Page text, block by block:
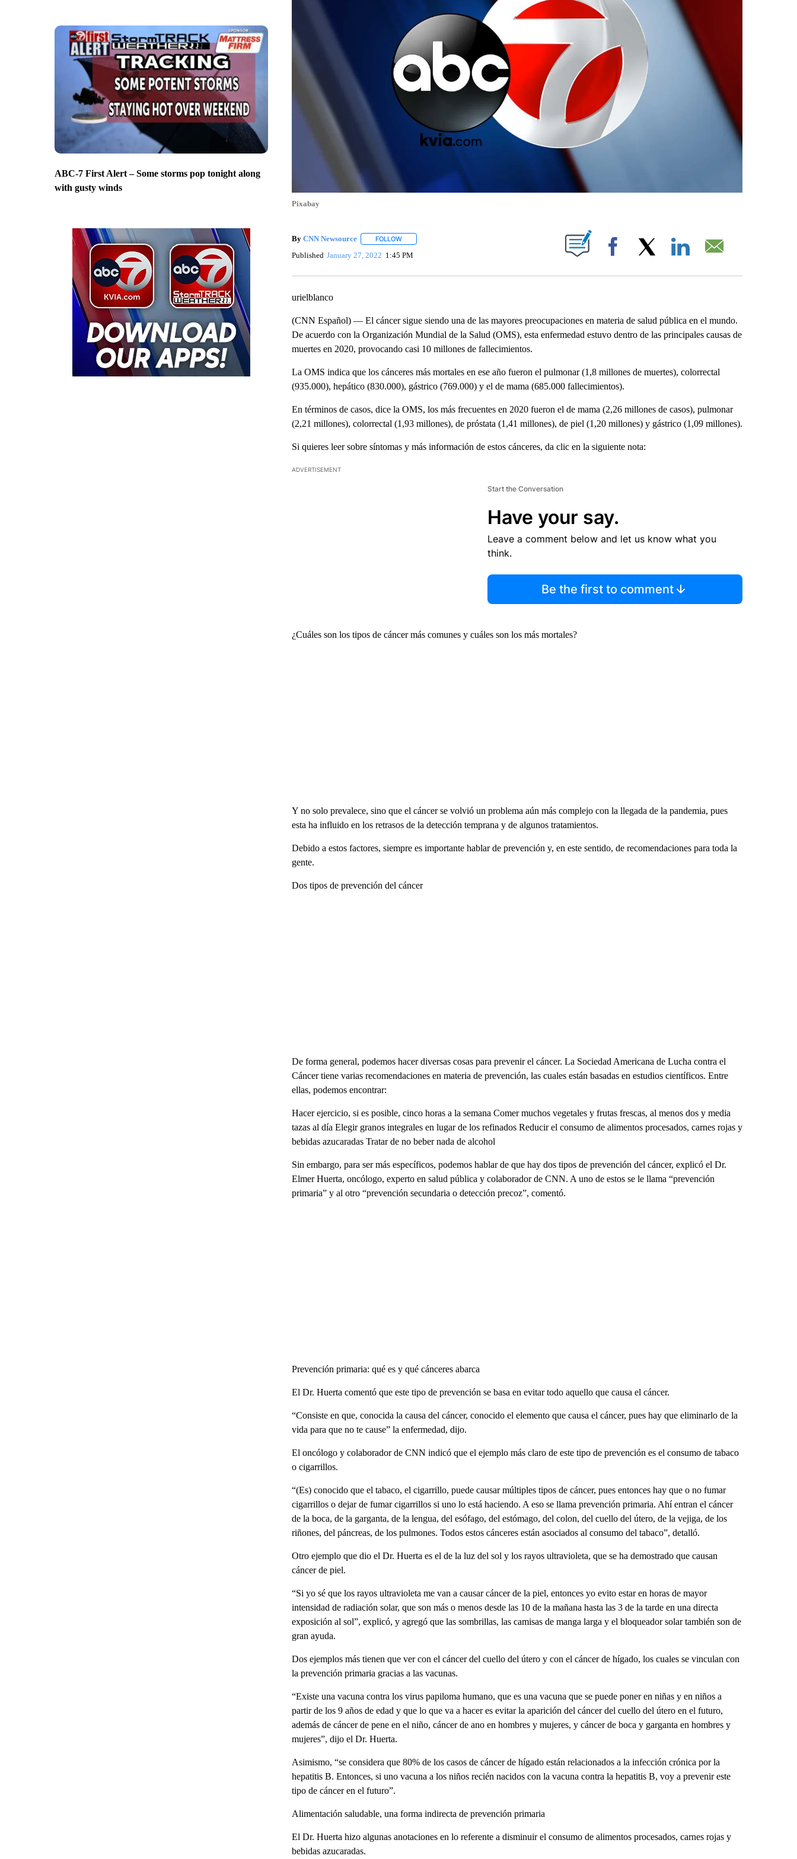
ABC-7 First Alert – Some storms pop tonight along
with gusty winds
Pixabay
By CNN Newsource FOLLOWFOLLOW "" TO RECEIVE NOTIFICATIONS ABOUT NEW PAGES ON "".
Published January 27, 2022 1:45 PM Facebook
urielblanco
(CNN Español) — El cáncer sigue siendo una de las mayores preocupaciones en materia de salud pública en el mundo.
De acuerdo con la Organización Mundial de la Salud (OMS), esta enfermedad estuvo dentro de las principales causas de
muertes en 2020, provocando casi 10 millones de fallecimientos.
La OMS indica que los cánceres más mortales en ese año fueron el pulmonar (1,8 millones de muertes), colorrectal
(935.000), hepático (830.000), gástrico (769.000) y el de mama (685.000 fallecimientos).
En términos de casos, dice la OMS, los más frecuentes en 2020 fueron el de mama (2,26 millones de casos), pulmonar
(2,21 millones), colorrectal (1,93 millones), de próstata (1,41 millones), de piel (1,20 millones) y gástrico (1,09 millones).
Si quieres leer sobre síntomas y más información de estos cánceres, da clic en la siguiente nota:
ADVERTISEMENT
Start the Conversation
Have your say.
Leave a comment below and let us know what you
think.
Be the first to comment
¿Cuáles son los tipos de cáncer más comunes y cuáles son los más mortales?
Y no solo prevalece, sino que el cáncer se volvió un problema aún más complejo con la llegada de la pandemia, pues
esta ha influido en los retrasos de la detección temprana y de algunos tratamientos.
Debido a estos factores, siempre es importante hablar de prevención y, en este sentido, de recomendaciones para toda la
gente.
Dos tipos de prevención del cáncer
De forma general, podemos hacer diversas cosas para prevenir el cáncer. La Sociedad Americana de Lucha contra el
Cáncer tiene varias recomendaciones en materia de prevención, las cuales están basadas en estudios científicos. Entre
ellas, podemos encontrar:
Hacer ejercicio, si es posible, cinco horas a la semana Comer muchos vegetales y frutas frescas, al menos dos y media
tazas al día Elegir granos integrales en lugar de los refinados Reducir el consumo de alimentos procesados, carnes rojas y
bebidas azucaradas Tratar de no beber nada de alcohol
Sin embargo, para ser más específicos, podemos hablar de que hay dos tipos de prevención del cáncer, explicó el Dr.
Elmer Huerta, oncólogo, experto en salud pública y colaborador de CNN. A uno de estos se le llama “prevención
primaria” y al otro “prevención secundaria o detección precoz”, comentó.
Prevención primaria: qué es y qué cánceres abarca
El Dr. Huerta comentó que este tipo de prevención se basa en evitar todo aquello que causa el cáncer.
“Consiste en que, conocida la causa del cáncer, conocido el elemento que causa el cáncer, pues hay que eliminarlo de la
vida para que no te cause” la enfermedad, dijo.
El oncólogo y colaborador de CNN indicó que el ejemplo más claro de este tipo de prevención es el consumo de tabaco
o cigarrillos.
“(Es) conocido que el tabaco, el cigarrillo, puede causar múltiples tipos de cáncer, pues entonces hay que o no fumar
cigarrillos o dejar de fumar cigarrillos si uno lo está haciendo. A eso se llama prevención primaria. Ahí entran el cáncer
de la boca, de la garganta, de la lengua, del esófago, del estómago, del colon, del cuello del útero, de la vejiga, de los
riñones, del páncreas, de los pulmones. Todos estos cánceres están asociados al consumo del tabaco”, detalló.
Otro ejemplo que dio el Dr. Huerta es el de la luz del sol y los rayos ultravioleta, que se ha demostrado que causan
cáncer de piel.
“Si yo sé que los rayos ultravioleta me van a causar cáncer de la piel, entonces yo evito estar en horas de mayor
intensidad de radiación solar, que son más o menos desde las 10 de la mañana hasta las 3 de la tarde en una directa
exposición al sol”, explicó, y agregó que las sombrillas, las camisas de manga larga y el bloqueador solar también son de
gran ayuda.
Dos ejemplos más tienen que ver con el cáncer del cuello del útero y con el cáncer de hígado, los cuales se vinculan con
la prevención primaria gracias a las vacunas.
“Existe una vacuna contra los virus papiloma humano, que es una vacuna que se puede poner en niñas y en niños a
partir de los 9 años de edad y que lo que va a hacer es evitar la aparición del cáncer del cuello del útero en el futuro,
además de cáncer de pene en el niño, cáncer de ano en hombres y mujeres, y cáncer de boca y garganta en hombres y
mujeres”, dijo el Dr. Huerta.
Asimismo, “se considera que 80% de los casos de cáncer de hígado están relacionados a la infección crónica por la
hepatitis B. Entonces, si uno vacuna a los niños recién nacidos con la vacuna contra la hepatitis B, voy a prevenir este
tipo de cáncer en el futuro”.
Alimentación saludable, una forma indirecta de prevención primaria
El Dr. Huerta hizo algunas anotaciones en lo referente a disminuir el consumo de alimentos procesados, carnes rojas y
bebidas azucaradas.